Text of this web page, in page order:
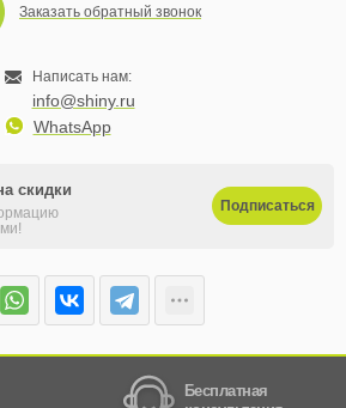
Заказать обратный звонок
Написать нам:
info@shiny.ru
WhatsApp
скидки
Подписаться
Бесплатная